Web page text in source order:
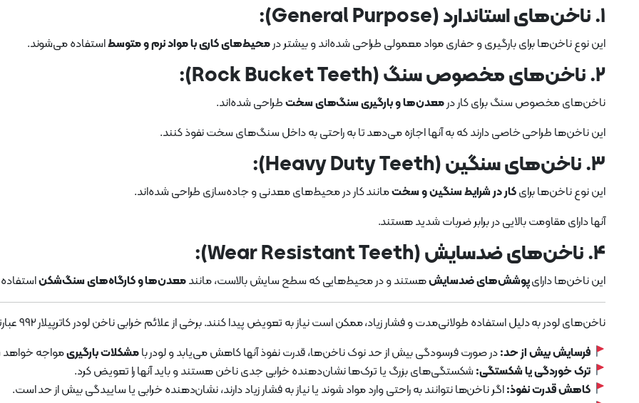
۱. ناخن‌های استاندارد (General Purpose):
این نوع ناخن‌ها برای بارگیری و حفاری مواد معمولی طراحی شده‌اند و بیشتر درمحیط‌های کاری با مواد نرم و متوسطاستفاده می‌شوند.
۲. ناخن‌های مخصوص سنگ (Rock Bucket Teeth):
ناخن‌های مخصوص سنگ برای کار درمعدن‌ها و بارگیری سنگ‌های سختطراحی شده‌اند.
این ناخن‌ها طراحی خاصی دارند که به آنها اجازه می‌دهد تا به راحتی به داخل سنگ‌های سخت نفوذ کنند.
۳. ناخن‌های سنگین (Heavy Duty Teeth):
این نوع ناخن‌ها برایکار در شرایط سنگین و سختمانند کار در محیط‌های معدنی و جاده‌سازی طراحی شده‌اند.
آنها دارای مقاومت بالایی در برابر ضربات شدید هستند.
۴. ناخن‌های ضدسایش (Wear Resistant Teeth):
این ناخن‌ها دارایپوشش‌های ضدسایشهستند و در محیط‌هایی که سطح سایش بالاست، مانندمعدن‌ها و کارگاه‌های سنگ‌شکن
ناخن‌های لودر به دلیل استفاده طولانی‌مدت و فشار زیاد، ممکن است نیاز به تعویض پیدا کنند. برخی از علائم خرابی ناخن لودر کاترپیلار 992 عبارتند از:
فرسایش بیش از حد:در صورت فرسودگی بیش از حد نوک ناخن‌ها، قدرت نفوذ آنها کاهش می‌یابد و لودر بامشکلات بارگیریمواجه
ترک خوردگی یا شکستگی: شکستگی‌های بزرگ یا ترک‌ها نشان‌دهنده خرابی جدی ناخن هستند و باید آنها را تعویض کرد.
کاهش قدرت نفوذ:اگر ناخن‌ها نتوانند به راحتی وارد مواد شوند یا نیاز به فشار زیاد دارند، نشان‌دهنده خرابی یا ساییدگی بیش از حد است.